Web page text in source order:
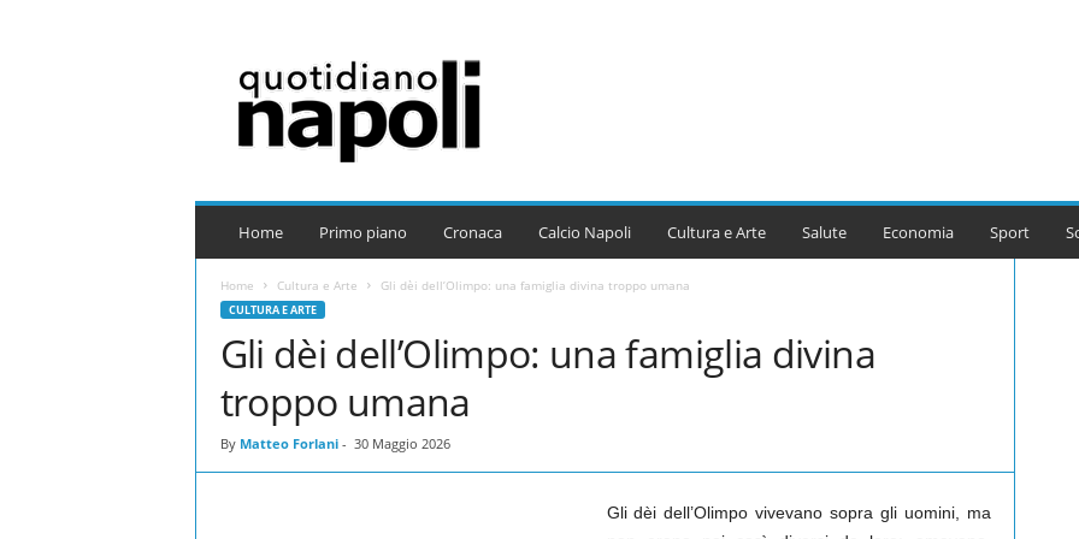
i
n
Home Primo piano Cronaca Calcio Napoli Cultura e Arte Salute Economia Sport
Home Cultura e Arte Gli dèi dell’Olimpo: una famiglia divina troppo umana
CULTURA E ARTE
Gli dèi dell’Olimpo: una famiglia divina
troppo umana
By Matteo Forlani- 30 Maggio 2026
Gli dèi dell’Olimpo vivevano sopra gli uomini, ma